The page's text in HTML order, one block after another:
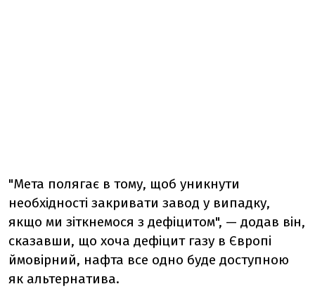
"Мета полягає в тому, щоб уникнути
необхідності закривати завод у випадку,
якщо ми зіткнемося з дефіцитом", — додав він,
сказавши, що хоча дефіцит газу в Європі
ймовірний, нафта все одно буде доступною
як альтернатива.